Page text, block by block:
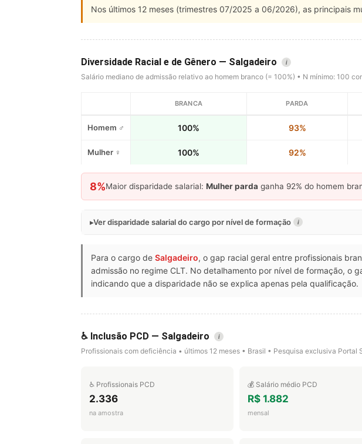
Nos últimos 12 meses (trimestres 07/2025 a 06/2026), as principais
Diversidade Racial e de Gênero — Salgadeiro i
Salário mediano de admissão relativo ao homem branco (= 100%) • N mínimo: 100
BRANCA PARDA
Homem ♂ 100% 93%
Mulher ♀ 100% 92%
8%Maior disparidade salarial: Mulher parda ganha 92% do homem
Ver disparidade salarial do cargo por nível de formação i
Para o cargo de Salgadeiro, o gap racial geral entre profissionais
admissão no regime CLT. No detalhamento por nível de formação, o
indicando que a disparidade não se explica apenas pela qualificação.
♿ Inclusão PCD — Salgadeiro i
Profissionais com deficiência • últimos 12 meses • Brasil • Pesquisa exclusiva Portal
♿ Profissionais PCD
2.336
na amostra
💰 Salário médio PCD
R$ 1.882
mensal